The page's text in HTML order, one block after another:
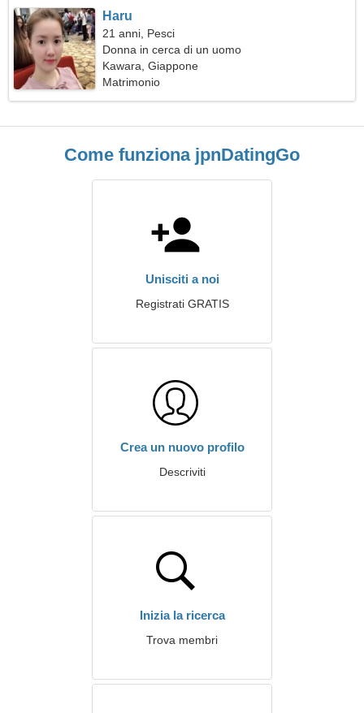
Haru
21 anni, Pesci
Donna in cerca di un uomo
Kawara, Giappone
Matrimonio
Come funziona jpnDatingGo
Unisciti a noi
Registrati GRATIS
Crea un nuovo profilo
Descriviti
Inizia la ricerca
Trova membri